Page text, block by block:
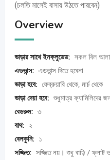
(চলতি মাসেই বাসায় উঠতে পারবেন)
Overview
ভাড়ার সাথে ইনক্লুডেড: সকল বিল
এডভান্স: এডভান্স দিতে হবেনা
ভাড়া হবে: ফেব্রুয়ারি থেকে, মার্চ থেকে
ভাড়া দেয়া হবে: শুধুমাত্র ফ্যামিলিদের
বেডরুম: ৩
বাথ:
২
বেলকুনি:
১
সজ্জিত: সজ্জিত নয়। শুধু বাড়ি / ফ্লাট